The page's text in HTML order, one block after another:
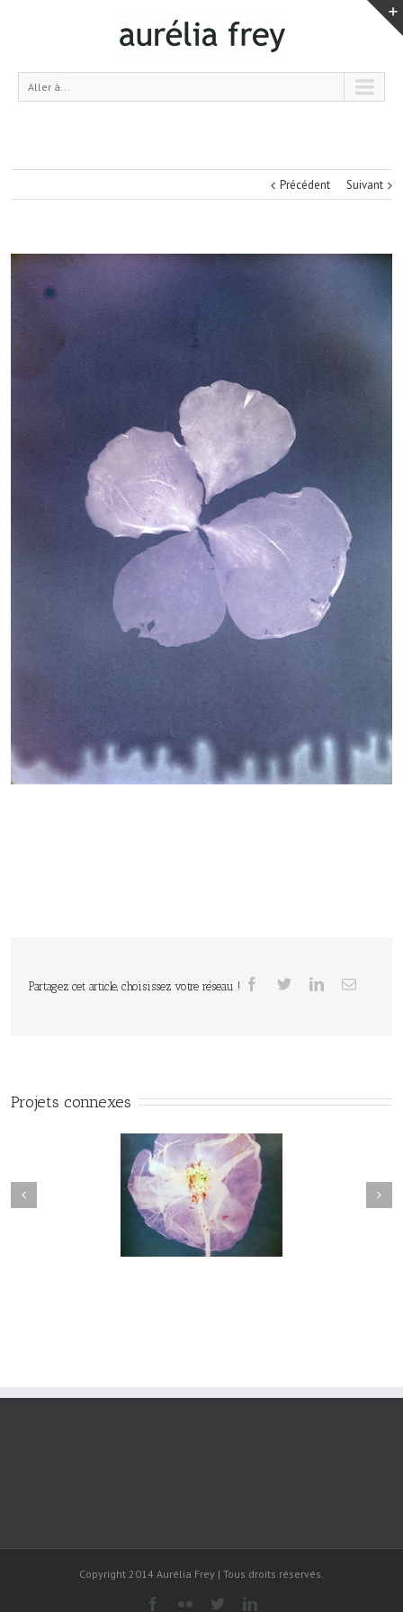
Aller à...
Précédent Suivant
Partagez cet article, choisissez votre réseau !
Projets connexes
Herbier#031
Copyright 2014 Aurélia Frey | Tous droits réservés.